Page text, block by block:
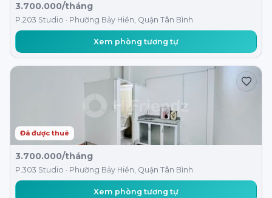
3.700.000/tháng
P.203 Studio · Phường Bảy Hiền, Quận Tân Bình
Xem phòng tương tự
Đã được thuê
3.700.000/tháng
P.303 Studio · Phường Bảy Hiền, Quận Tân Bình
Xem phòng tương tự